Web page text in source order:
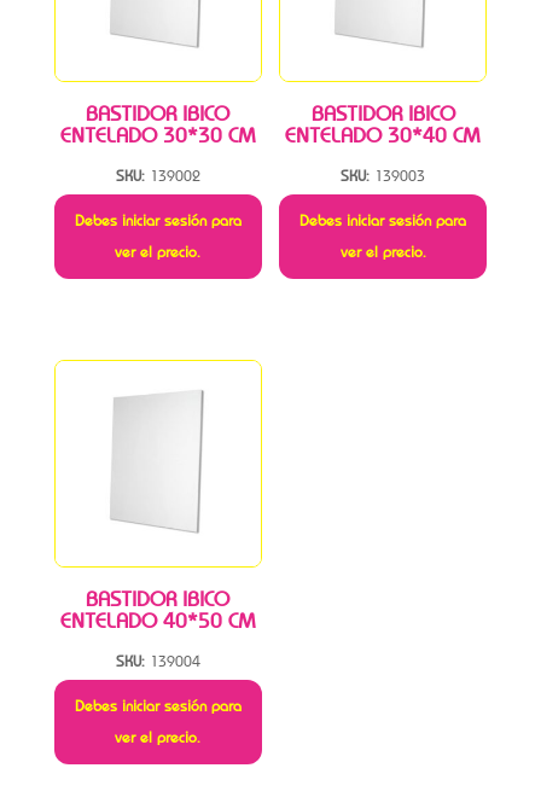
BASTIDOR IBICO
ENTELADO 30*30 CM
SKU: 139002
Debes iniciar sesión para
ver el precio.
BASTIDOR IBICO
ENTELADO 30*40 CM
SKU: 139003
Debes iniciar sesión para
ver el precio.
BASTIDOR IBICO
ENTELADO 40*50 CM
SKU: 139004
Debes iniciar sesión para
ver el precio.